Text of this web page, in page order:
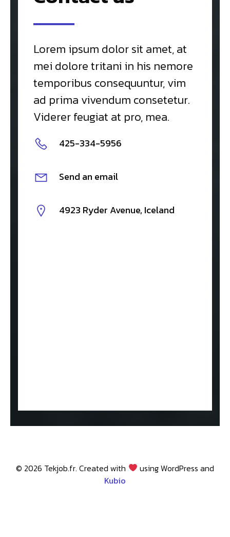
Lorem ipsum dolor sit amet, at
mei dolore tritani in his nemore
temporibus consequuntur, vim
ad prima vivendum consetetur.
Viderer feugiat at pro, mea.
425-334-5956
Send an email
4923 Ryder Avenue, Iceland
© 2026 Tekjob.fr. Created with
using WordPress and
Kubio